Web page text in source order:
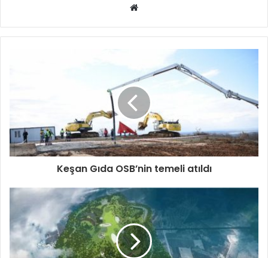
Web
Keşan Gıda OSB’nin temeli atıldı